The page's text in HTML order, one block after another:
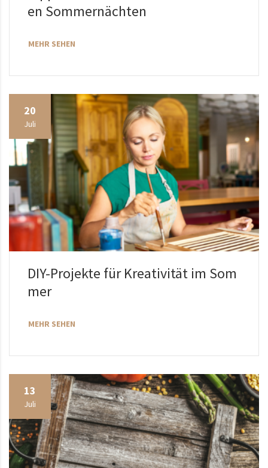
en Sommernächten
MEHR SEHEN
20
Juli
DIY-Projekte für Kreativität im Som
mer
MEHR SEHEN
13
Juli